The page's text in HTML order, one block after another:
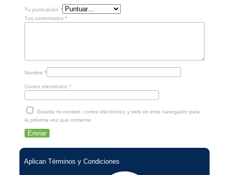
Tu puntuación *
Tus comentarios *
Nombre *
Correo electrónico *
Guarda mi nombre, correo electrónico y web en este navegador para
la próxima vez que comente.
Aplican Términos y Condiciones